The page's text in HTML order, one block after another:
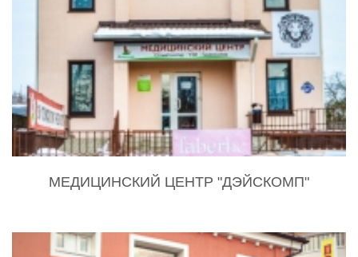
МЕДИЦИНСКИЙ ЦЕНТР "ДЭЙСКОМП"